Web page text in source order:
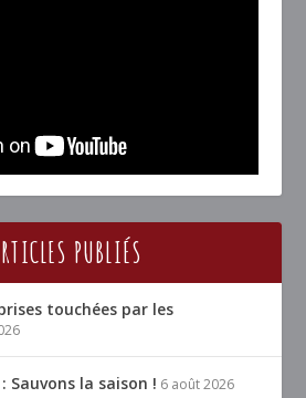
PUBLIÉS
touchées par les
Sauvons la saison ! 6 août 2026